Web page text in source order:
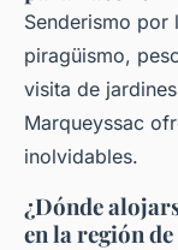
Senderismo por
piragüismo,
visita de
Marqueyssac
inolvidables.
¿Dónde
en la región